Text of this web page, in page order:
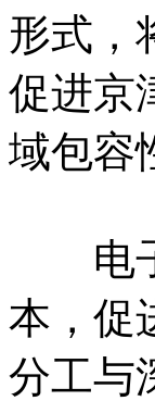
形式，
促进京
域包容
电子
本，促
分工与